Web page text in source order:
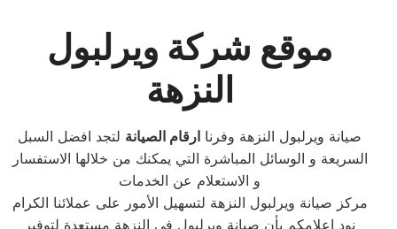
موقع شركة ويرلبول
النزهة
صيانة ويرلبول النزهة وفرنا ارقام الصيانة لتجد افضل السبل
السريعة و الوسائل المباشرة التي يمكنك من خلالها الاستفسار
و الاستعلام عن الخدمات
مركز صيانة ويرلبول النزهة لتسهيل الأمور على عملائنا الكرام
نود إعلامكم بأن صيانة ويرلبول في النزهة مستعدة لتوفير